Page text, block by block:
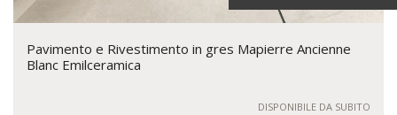
Pavimento e Rivestimento in gres Mapierre Ancienne
Blanc Emilceramica
DISPONIBILE DA SUBITO